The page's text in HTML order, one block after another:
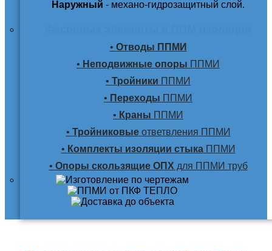
Наружный - механо-гидрозащитный слой.
• Отводы ППМИ
• Неподвижные опоры ППМИ
• Тройники ППМИ
• Переходы ППМИ
• Краны ППМИ
• Тройниковыеответвления ППМИ
• Комплекты изоляции стыкаППМИ
• Опоры скользящие ОПХ для ППМИ труб